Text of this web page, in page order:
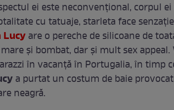
ei este neconvențional, corpul
cu tatuaje, starleta face
Lucyare o pereche de silicoane de
și bombat, dar și mult sex appeal.
în vacanță în Portugalia, în timp
a purtat un costum de baie
neagră.